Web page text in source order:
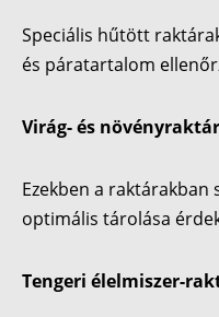
Speciális hűtött
és páratartalom
Virág- és
Ezekben a
optimális tárolása
Tengeri élelmiszer-